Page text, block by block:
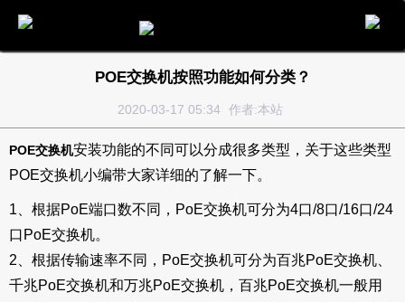
POE交换机按照功能如何分类？
2020-03-17 05:34 作者:本站
POE交换机安装功能的不同可以分成很多类型，关于这些类型
POE交换机小编带大家详细的了解一下。
1、根据PoE端口数不同，PoE交换机可分为4口/8口/16口/24
口PoE交换机。
2、根据传输速率不同，PoE交换机可分为百兆PoE交换机、
千兆PoE交换机和万兆PoE交换机，百兆PoE交换机一般用
电话 留言